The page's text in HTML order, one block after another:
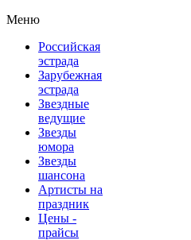
Меню
Российская
эстрада
Зарубежная
эстрада
Звездные
ведущие
Звезды
юмора
Звезды
шансона
Артисты на
праздник
Цены -
прайсы